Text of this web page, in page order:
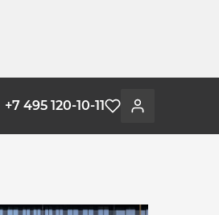
Войти
Избранное
+7 495 120-10-11